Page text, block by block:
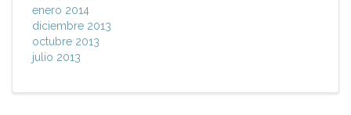
enero 2014
diciembre 2013
octubre 2013
julio 2013